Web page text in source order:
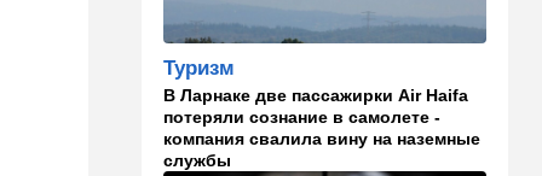
Ближний Восток
Вывести войска: ливанцы
уповают на будущие
израильские выборы
21:45 Мнения
И еще про Иран…
Туризм
В Ларнаке две пассажирки Air Haifa
потеряли сознание в самолете -
компания свалила вину на наземные
службы